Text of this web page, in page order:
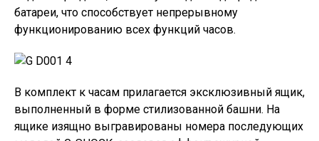
батареи, что способствует непрерывному
функционированию всех функций часов.
В комплект к часам прилагается эксклюзивный ящик,
выполненный в форме стилизованной башни. На
ящике изящно выгравированы номера последующих